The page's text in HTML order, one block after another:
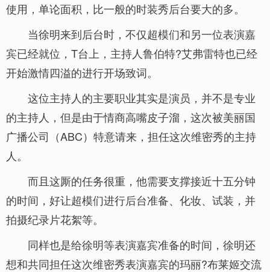
使用，单论面积，比一般的时装秀后台要大的多。
当徐明来到后台时，不仅超模们和另一位表演嘉
宾已经就位，T台上，主持人鲁伯特?艾弗雷特也已经
开始激情四溢的进行开场致词。
这位主持人的主要职业其实是演员，并不是专业
的主持人，但是由于情商高嘴皮子溜，这次被美丽国
广播公司（ABC）特意请来，担任这次维密秀的主持
人。
而且这厮的任务很重，他需要支撑接近十五分钟
的时间，好让超模们进行后台准备、化妆、试装，并
拍摄纪录片花絮等。
同样也是给徐明等表演嘉宾准备的时间，徐明还
想和共同担任这次维密秀表演嘉宾的玛丽?布莱姬交流